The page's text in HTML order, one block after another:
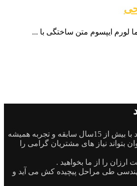
ایپسوم متن ساختگی با ...
صنایع مفتولی همگام تولید با بیش از 15سال سابقه و تجربه همیشه
بتواند نیاز های مشتریان گرامی را
ارزان را از ما بخواهید .
طی مراحل پیچیده کش می آید و